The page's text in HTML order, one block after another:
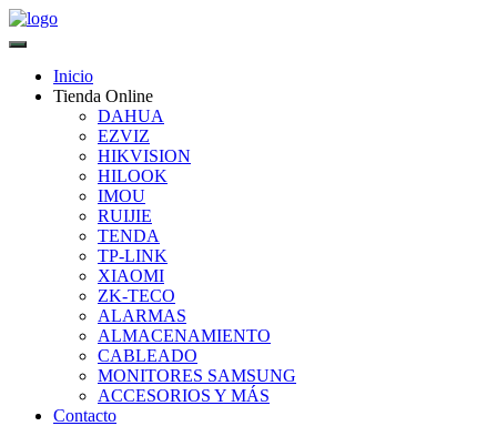
Inicio
Tienda Online
DAHUA
EZVIZ
HIKVISION
HILOOK
IMOU
RUIJIE
TENDA
TP-LINK
XIAOMI
ZK-TECO
ALARMAS
ALMACENAMIENTO
CABLEADO
MONITORES SAMSUNG
ACCESORIOS Y MÁS
Contacto